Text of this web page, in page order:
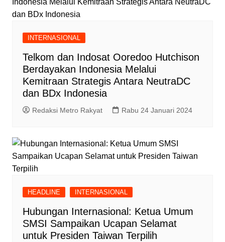
INTERNASIONAL
Telkom dan Indosat Ooredoo Hutchison
Berdayakan Indonesia Melalui
Kemitraan Strategis Antara NeutraDC
dan BDx Indonesia
Redaksi Metro Rakyat Rabu 24 Januari 2024
HEADLINE INTERNASIONAL
Hubungan Internasional: Ketua Umum
SMSI Sampaikan Ucapan Selamat
untuk Presiden Taiwan Terpilih